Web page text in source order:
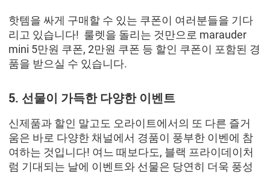
핫템을 싸게 구매할 수 있는 쿠폰이 여러분들을 기다
리고 있습니다! 룰렛을 돌리는 것만으로 marauder
mini 5만원 쿠폰, 2만원 쿠폰 등 할인 쿠폰이 포함된 경
품을 받으실 수 있습니다.
5. 선물이 가득한 다양한 이벤트
신제품과 할인 말고도 오라이트에서의 또 다른 즐거
움은 바로 다양한 채널에서 경품이 풍부한 이벤에 참
여하는 것입니다! 여느 때보다도, 블랙 프라이데이처
럼 기대되는 날에 이벤트와 선물은 당연히 더욱 풍성